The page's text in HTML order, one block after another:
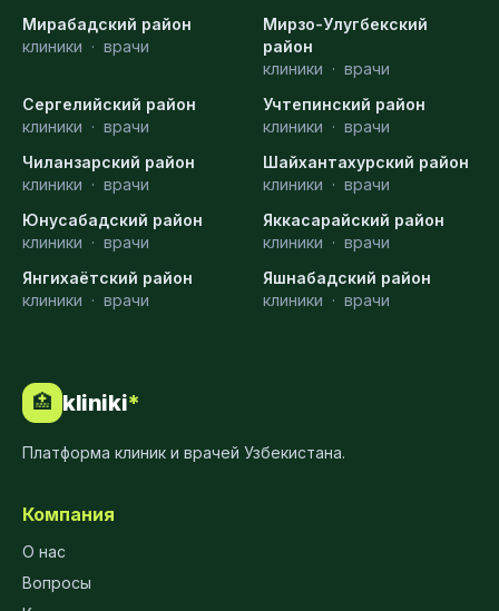
Мирабадский район
клиники · врачи
Мирзо-Улугбекский
район
клиники · врачи
Сергелийский район
клиники · врачи
Учтепинский район
клиники · врачи
Чиланзарский район
клиники · врачи
Шайхантахурский район
клиники · врачи
Юнусабадский район
клиники · врачи
Яккасарайский район
клиники · врачи
Янгихаётский район
клиники · врачи
Яшнабадский район
клиники · врачи
🏥 kliniki*
Платформа клиник и врачей Узбекистана.
Компания
О нас
Вопросы